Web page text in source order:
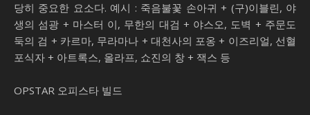
당히 중요한 요소다. 예시 : 죽음불꽃 손아귀 + (구)이블린, 야
생의 섬광 + 마스터 이, 무한의 대검 + 야스오, 도벽 + 주문도
둑의 검 + 카르마, 무라마나 + 대천사의 포옹 + 이즈리얼, 선혈
포식자 + 아트록스, 올라프, 쇼진의 창 + 잭스 등
OPSTAR 오피스타 빌드